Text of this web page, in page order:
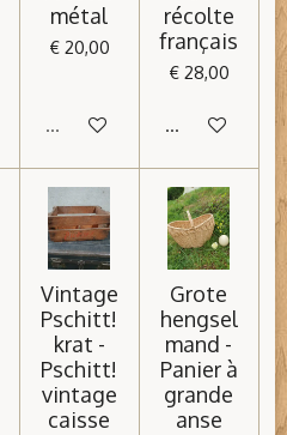
métal
€ 20,00
Uitverkocht
récolte
français
€ 28,00
In
Vintage
Pschitt!
krat -
Pschitt!
vintage
caisse
Grote
hengsel
mand -
Panier à
grande
anse